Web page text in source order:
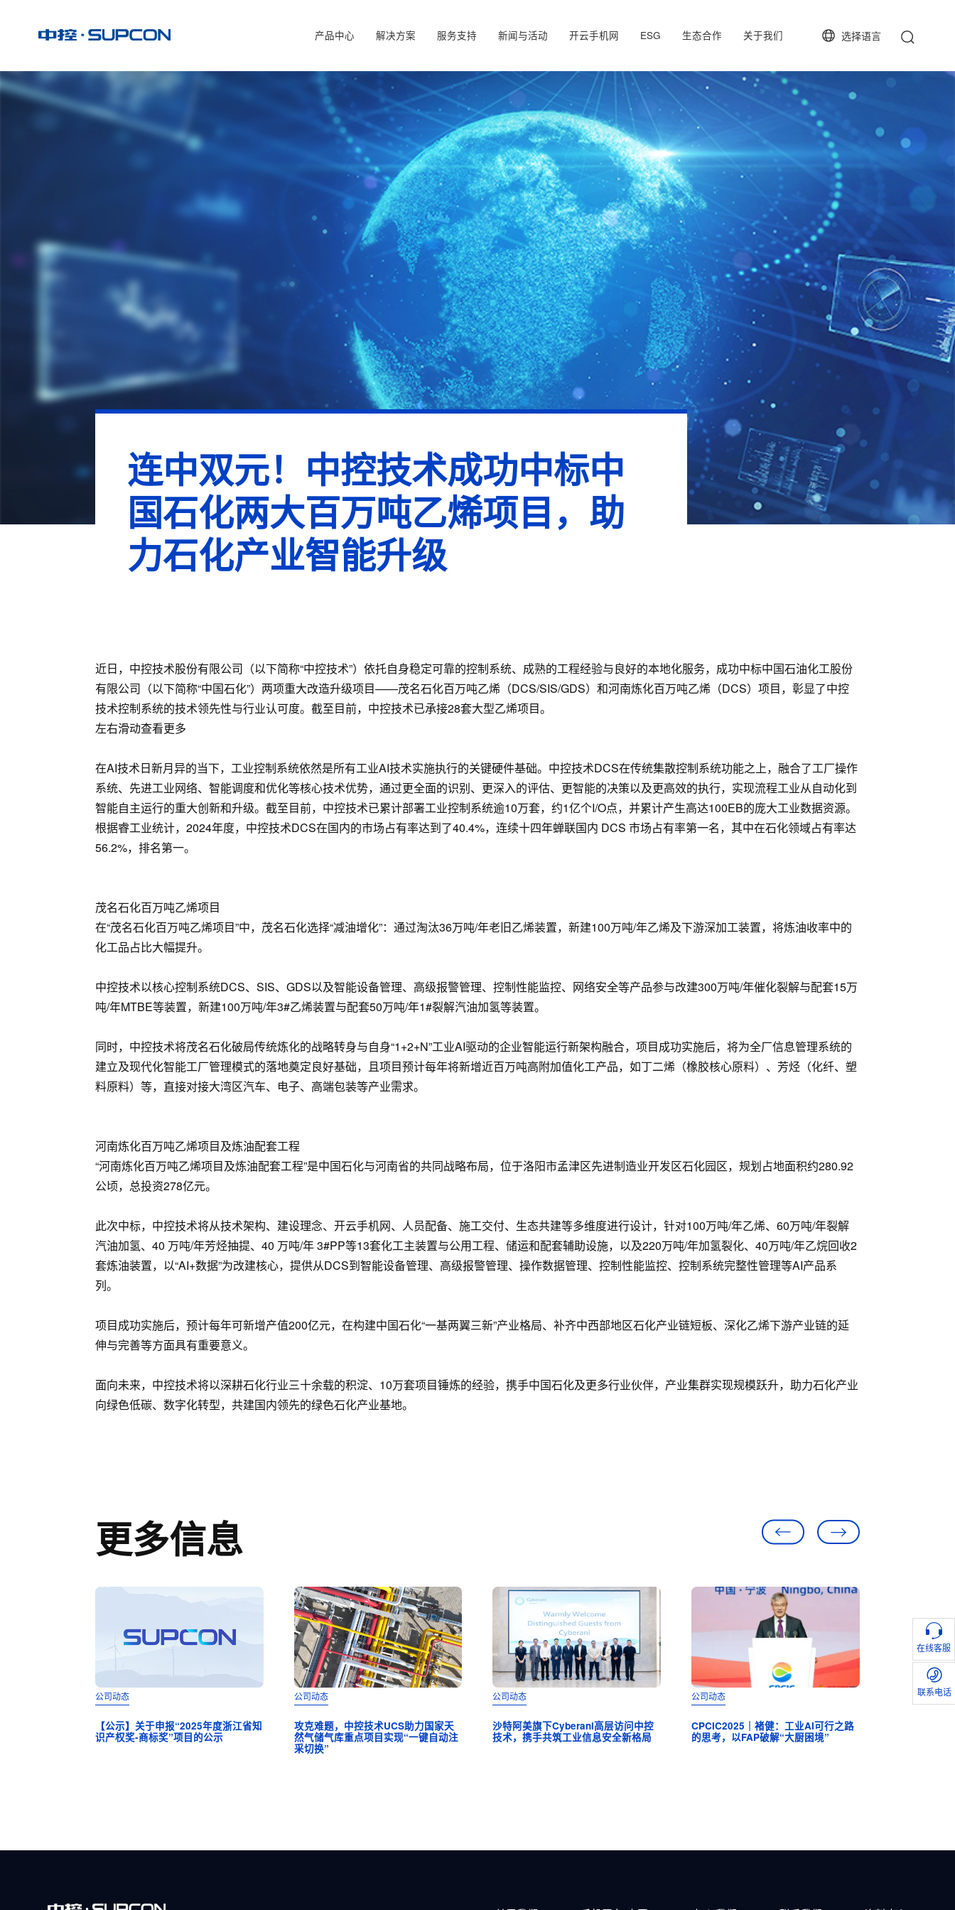
产品中心 解决方案 服务支持 新闻与活动 开云手机网 ESG 生态合作 关于我们 选择语言
在线客服
联系电话
连中双元！中控技术成功中标中
国石化两大百万吨乙烯项目，助
力石化产业智能升级
近日，中控技术股份有限公司（以下简称“中控技术”）依托自身稳定可靠的控制系统、成熟的工程经验与良好的本地化服务，成功中标中国石油化工股份
有限公司（以下简称“中国石化”）两项重大改造升级项目——茂名石化百万吨乙烯（DCS/SIS/GDS）和河南炼化百万吨乙烯（DCS）项目，彰显了中控
技术控制系统的技术领先性与行业认可度。截至目前，中控技术已承接28套大型乙烯项目。
左右滑动查看更多
在AI技术日新月异的当下，工业控制系统依然是所有工业AI技术实施执行的关键硬件基础。中控技术DCS在传统集散控制系统功能之上，融合了工厂操作
系统、先进工业网络、智能调度和优化等核心技术优势，通过更全面的识别、更深入的评估、更智能的决策以及更高效的执行，实现流程工业从自动化到
智能自主运行的重大创新和升级。截至目前，中控技术已累计部署工业控制系统逾10万套，约1亿个I/O点，并累计产生高达100EB的庞大工业数据资源。
根据睿工业统计，2024年度，中控技术DCS在国内的市场占有率达到了40.4%，连续十四年蝉联国内 DCS 市场占有率第一名，其中在石化领域占有率达
56.2%，排名第一。
茂名石化百万吨乙烯项目
在“茂名石化百万吨乙烯项目”中，茂名石化选择“减油增化”：通过淘汰36万吨/年老旧乙烯装置，新建100万吨/年乙烯及下游深加工装置，将炼油收率中的
化工品占比大幅提升。
中控技术以核心控制系统DCS、SIS、GDS以及智能设备管理、高级报警管理、控制性能监控、网络安全等产品参与改建300万吨/年催化裂解与配套15万
吨/年MTBE等装置，新建100万吨/年3#乙烯装置与配套50万吨/年1#裂解汽油加氢等装置。
同时，中控技术将茂名石化破局传统炼化的战略转身与自身“1+2+N”工业AI驱动的企业智能运行新架构融合，项目成功实施后，将为全厂信息管理系统的
建立及现代化智能工厂管理模式的落地奠定良好基础，且项目预计每年将新增近百万吨高附加值化工产品，如丁二烯（橡胶核心原料）、芳烃（化纤、塑
料原料）等，直接对接大湾区汽车、电子、高端包装等产业需求。
河南炼化百万吨乙烯项目及炼油配套工程
“河南炼化百万吨乙烯项目及炼油配套工程”是中国石化与河南省的共同战略布局，位于洛阳市孟津区先进制造业开发区石化园区，规划占地面积约280.92
公顷，总投资278亿元。
此次中标，中控技术将从技术架构、建设理念、开云手机网、人员配备、施工交付、生态共建等多维度进行设计，针对100万吨/年乙烯、60万吨/年裂解
汽油加氢、40 万吨/年芳烃抽提、40 万吨/年 3#PP等13套化工主装置与公用工程、储运和配套辅助设施，以及220万吨/年加氢裂化、40万吨/年乙烷回收2
套炼油装置，以“AI+数据”为改建核心，提供从DCS到智能设备管理、高级报警管理、操作数据管理、控制性能监控、控制系统完整性管理等AI产品系
列。
项目成功实施后，预计每年可新增产值200亿元，在构建中国石化“一基两翼三新”产业格局、补齐中西部地区石化产业链短板、深化乙烯下游产业链的延
伸与完善等方面具有重要意义。
面向未来，中控技术将以深耕石化行业三十余载的积淀、10万套项目锤炼的经验，携手中国石化及更多行业伙伴，产业集群实现规模跃升，助力石化产业
向绿色低碳、数字化转型，共建国内领先的绿色石化产业基地。
更多信息
公司动态
【公示】关于申报“2025年度浙江省知
识产权奖-商标奖”项目的公示
公司动态
攻克难题，中控技术UCS助力国家天
然气储气库重点项目实现“一键自动注
采切换”
公司动态
沙特阿美旗下Cyberani高层访问中控
技术，携手共筑工业信息安全新格局
公司动态
CPCIC2025｜褚健：工业AI可行之路
的思考，以FAP破解“大厨困境”